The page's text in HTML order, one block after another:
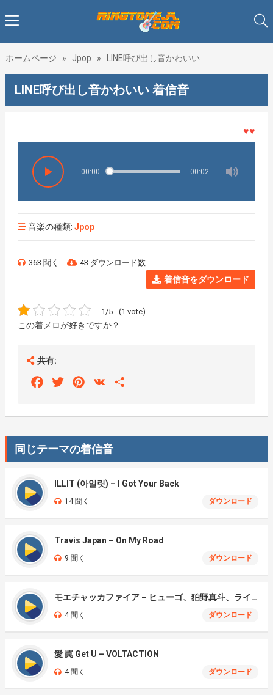
ホームページ » Jpop » LINE呼び出し音かわいい
LINE呼び出し音かわいい 着信音
♥♥♥着メ
00:00 00:02
音楽の種類: Jpop
363 聞く 43 ダウンロード数
着信音をダウンロード
1/5 - (1 vote)
この着メロが好きですか？
共有:
FacebookTwitterPinterest
VK
同じテーマの着信音
ILLIT (아일릿) – I Got Your Back
14 聞く ダウンロード
Travis Japan – On My Road
9 聞く ダウンロード
モエチャッカファイア – ヒューゴ、狛野真斗、ライト、セヴェリアン (Cover )
4 聞く ダウンロード
愛 罠 Get U – VOLTACTION
4 聞く ダウンロード